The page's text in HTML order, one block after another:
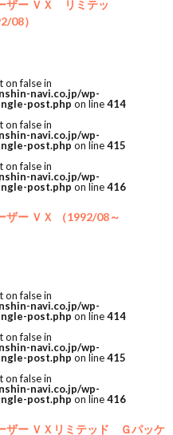
ザー ＶＸ リミテッ
08）
on false in
navi.co.jp/wp-
post.php on line414
on false in
navi.co.jp/wp-
post.php on line415
on false in
navi.co.jp/wp-
post.php on line416
ザー ＶＸ （1992/08～
on false in
navi.co.jp/wp-
post.php on line414
on false in
navi.co.jp/wp-
post.php on line415
on false in
navi.co.jp/wp-
post.php on line416
ザー ＶＸリミテッド Ｇパッケ